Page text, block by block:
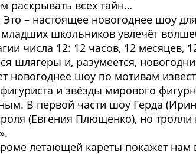
раскрывать всех тайн…
– настоящее новогоднее шоу
школьников увлечёт
числа 12: 12 часов, 12 месяцев,
шлягеры и, разумеется,
новогоднее шоу по мотивам
и звёзды мирового
В первой части шоу Герда
(Евгения Плющенко), но
летающей кареты покажет